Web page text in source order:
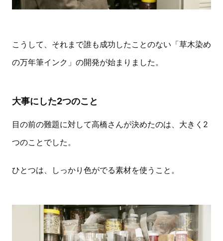
こうして、それまで誰も成功したことのない「草木染め
の万年筆インク」の開発が始まりました。
大事にした2つのこと
目の前の難題に対して高橋さんが決めたのは、大きく2
つのことでした。
ひとつは、しっかり色がでる素材を使うこと。